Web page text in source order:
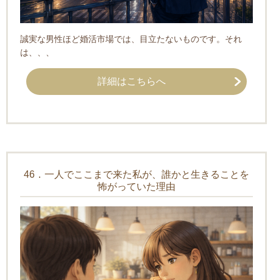
誠実な男性ほど婚活市場では、目立たないものです。それ
は、、、
詳細はこちらへ
46．一人でここまで来た私が、誰かと生きることを
怖がっていた理由